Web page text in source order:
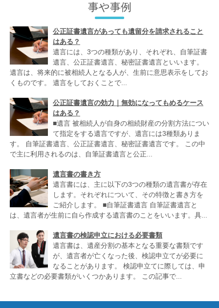
事や事例
公正証書遺言があっても遺留分を請求されること
はある？
遺言には、3つの種類があり、それぞれ、自筆証書
遺言、公正証書遺言、秘密証書遺言といいます。
遺言は、将来的に被相続人となる人が、生前に意思表示をしてお
くものです。 遺言をしておくことで...
公正証書遺言の効力｜無効になってもめるケース
はある？
■遺言 被相続人が自身の相続財産の分割方法につい
て指定をする遺言ですが、遺言には3種類ありま
す。 自筆証書遺言、公正証書遺言、秘密証書遺言です。 この中
で主に利用されるのは、自筆証書遺言と公正...
遺言書の書き方
遺言書には、主に以下の3つの種類の遺言書が存在
します。それぞれについて、その特徴と書き方を
ご紹介します。 ■自筆証書遺言 自筆証書遺言と
は、遺言者が生前に自ら作成する遺言書のことをいいます。具...
遺言書の検認申立における必要書類
遺言書は、遺産分割の基本となる重要な書類です
が、遺言者が亡くなった後、検認申立てが必要に
なることがあります。 検認申立てに際しては、申
立書などの必要書類がいくつかあります。 この記事で...